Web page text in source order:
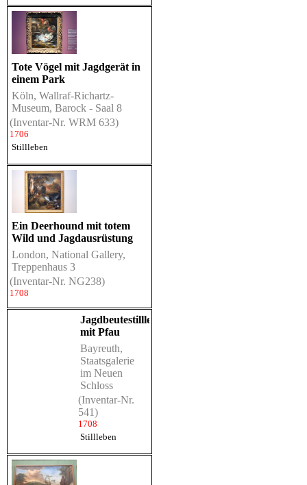
Tote Vögel mit Jagdgerät in
einem Park
Köln, Wallraf-Richartz-
Museum, Barock - Saal 8
(Inventar-Nr. WRM 633)
1706
Stillleben
Ein Deerhound mit totem
Wild und Jagdausrüstung
London, National Gallery,
Treppenhaus 3
(Inventar-Nr. NG238)
1708
Jagdbeutestillleben
mit Pfau
Bayreuth,
Staatsgalerie
im Neuen
Schloss
(Inventar-Nr.
541)
1708
Stillleben